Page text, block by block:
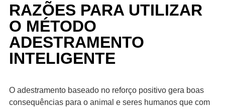
RAZÕES PARA UTILIZAR
O MÉTODO
ADESTRAMENTO
INTELIGENTE
O adestramento baseado no reforço positivo gera boas
consequências para o animal e seres humanos que com